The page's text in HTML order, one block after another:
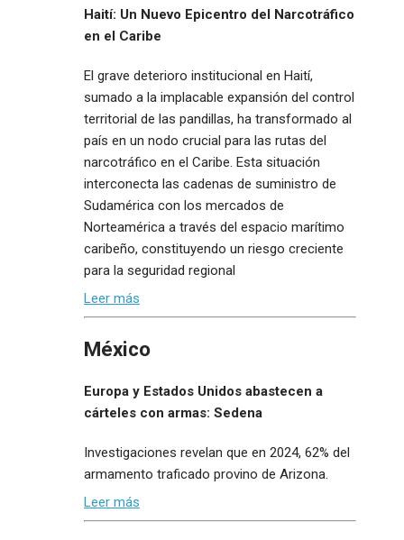
Haití: Un Nuevo Epicentro del Narcotráfico
en el Caribe
El grave deterioro institucional en Haití,
sumado a la implacable expansión del control
territorial de las pandillas, ha transformado al
país en un nodo crucial para las rutas del
narcotráfico en el Caribe. Esta situación
interconecta las cadenas de suministro de
Sudamérica con los mercados de
Norteamérica a través del espacio marítimo
caribeño, constituyendo un riesgo creciente
para la seguridad regional
Leer más
México
Europa y Estados Unidos abastecen a
cárteles con armas: Sedena
Investigaciones revelan que en 2024, 62% del
armamento traficado provino de Arizona.
Leer más